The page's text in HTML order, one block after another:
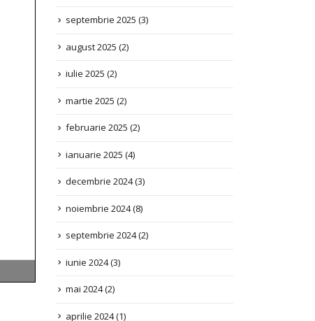
august 2025 (2)
iulie 2025(2)
martie 2025(2)
februarie 2025
ianuarie 2025(4)
decembrie 2024(3)
noiembrie 2024(8)
septembrie 2024(2)
iunie 2024(3)
mai 2024(2)
aprilie 2024(1)
martie 2024 (2)